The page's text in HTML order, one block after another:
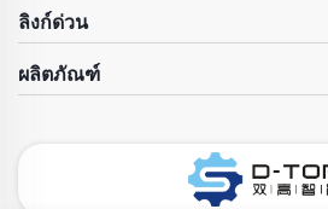
ลิงก์ด่วน
ผลิตภัณฑ์